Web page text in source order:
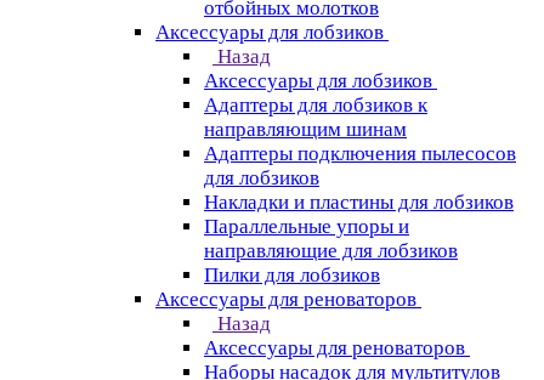
отбойных молотков
Аксессуары для лобзиков
Назад
Аксессуары для лобзиков
Адаптеры для лобзиков к
направляющим шинам
Адаптеры подключения пылесосов
для лобзиков
Накладки и пластины для лобзиков
Параллельные упоры и
направляющие для лобзиков
Пилки для лобзиков
Аксессуары для реноваторов
Назад
Аксессуары для реноваторов
Наборы насадок для мультитулов